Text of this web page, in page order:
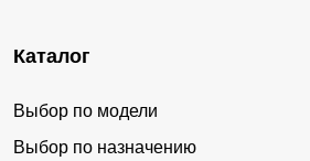
Каталог
Выбор по модели
Выбор по назначению